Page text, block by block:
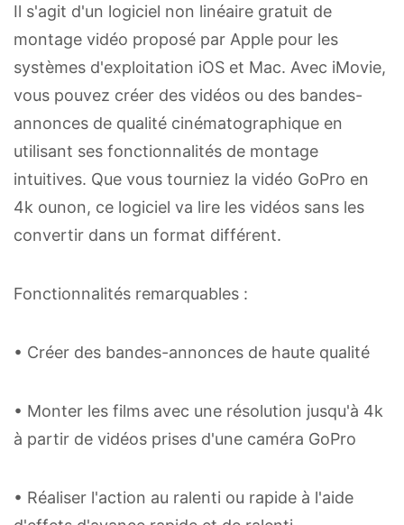
Il s'agit d'un logiciel non linéaire gratuit de
montage vidéo proposé par Apple pour les
systèmes d'exploitation iOS et Mac. Avec iMovie,
vous pouvez créer des vidéos ou des bandes-
annonces de qualité cinématographique en
utilisant ses fonctionnalités de montage
intuitives. Que vous tourniez la vidéo GoPro en
4k ounon, ce logiciel va lire les vidéos sans les
convertir dans un format différent.
Fonctionnalités remarquables :
• Créer des bandes-annonces de haute qualité
• Monter les films avec une résolution jusqu'à 4k
à partir de vidéos prises d'une caméra GoPro
• Réaliser l'action au ralenti ou rapide à l'aide